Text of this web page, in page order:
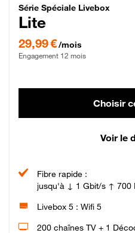
Série Spéciale
Série Spéciale Livebox
Lite
29,99 €/mois
Engagement 12 mois
Choisir
Voir le
Fibre rapide :
jusqu'à ↓ 1 Gbit/s ↑ 700
Livebox 5 : Wifi 5
200 chaînes TV + 1